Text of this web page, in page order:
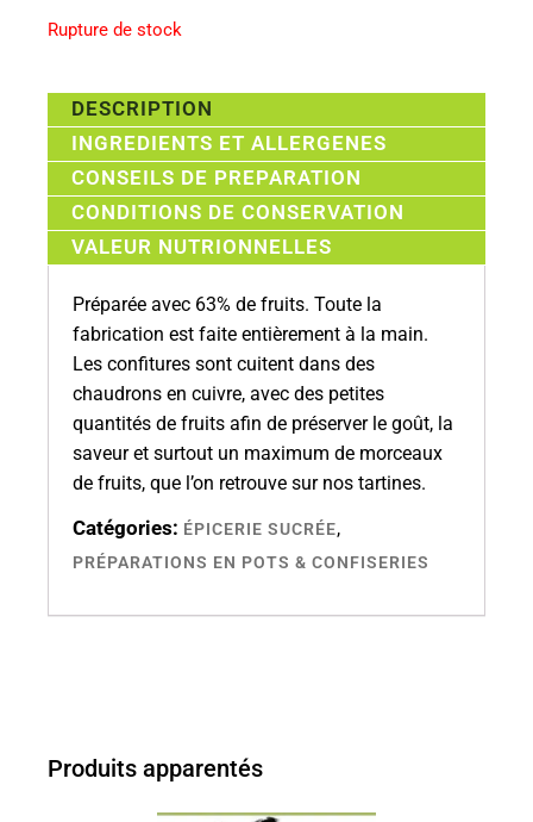
Rupture de stock
DESCRIPTION
INGREDIENTS ET ALLERGENES
CONSEILS DE PREPARATION
CONDITIONS DE CONSERVATION
VALEUR NUTRIONNELLES
Préparée avec 63% de fruits. Toute la
fabrication est faite entièrement à la main.
Les confitures sont cuitent dans des
chaudrons en cuivre, avec des petites
quantités de fruits afin de préserver le goût, la
saveur et surtout un maximum de morceaux
de fruits, que l’on retrouve sur nos tartines.
Catégories: ÉPICERIE SUCRÉE,
PRÉPARATIONS EN POTS & CONFISERIES
Produits apparentés